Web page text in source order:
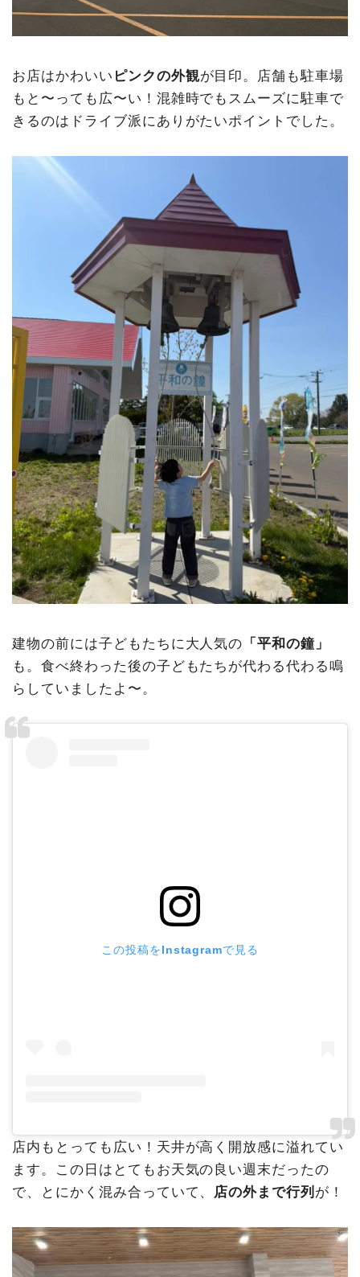
お店はかわいい ピンクの外観が目印。店舗も駐車場
もと〜っても広〜い！混雑時でもスムーズに駐車で
きるのはドライブ派にありがたいポイントでした。
建物の前には子どもたちに大人気の 「平和の鐘」
も。食べ終わった後の子どもたちが代わる代わる鳴
らしていましたよ〜。
この投稿をInstagramで見る
店内もとっても広い！天井が高く開放感に溢れてい
ます。この日はとてもお天気の良い週末だったの
で、とにかく混み合っていて、 店の外まで行列 が！